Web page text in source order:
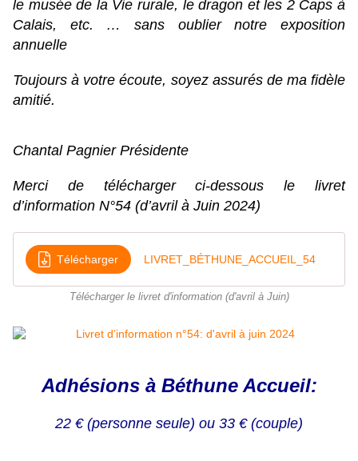
le musée de la Vie rurale, le dragon et les 2 Caps à
Calais, etc. … sans oublier notre exposition
annuelle
Toujours à votre écoute, soyez assurés de ma fidèle
amitié.
Chantal Pagnier Présidente
Merci de télécharger ci-dessous le livret
d’information N°54 (d’avril à Juin 2024)
Télécharger LIVRET_BÉTHUNE_ACCUEIL_54
Télécharger le livret d'information (d'avril à Juin)
Adhésions à Béthune Accueil:
22 € (personne seule) ou 33 € (couple)